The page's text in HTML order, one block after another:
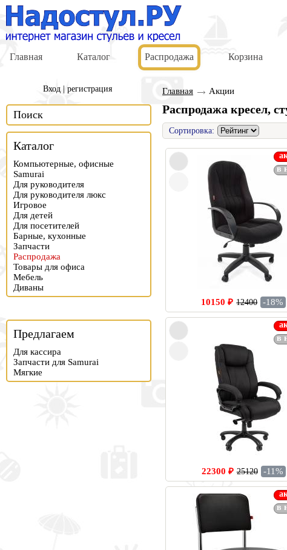
Главная Каталог Распродажа Корзина
Вход| регистрация
Поиск
Каталог
Компьютерные, офисные
Samurai
Для руководителя
Для руководителя люкс
Игровое
Для детей
Для посетителей
Барные, кухонные
Запчасти
Распродажа
Товары для офиса
Мебель
Диваны
Предлагаем
Для кассира
Запчасти для Samurai
Мягкие
Главная Акции
Распродажа кресел,
Сортировка:
10150 ₽ 12400 -18%
в
22300 ₽ 25120 -11%
в
в